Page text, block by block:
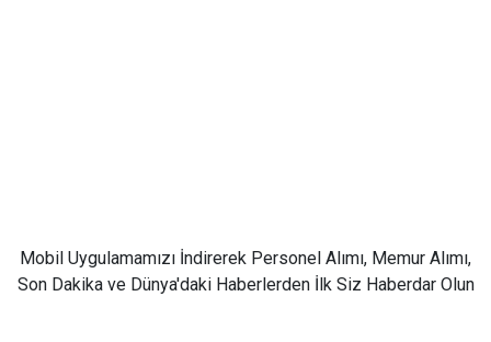
Mobil Uygulamamızı İndirerek Personel Alımı, Memur Alımı,
Son Dakika ve Dünya'daki Haberlerden İlk Siz Haberdar Olun